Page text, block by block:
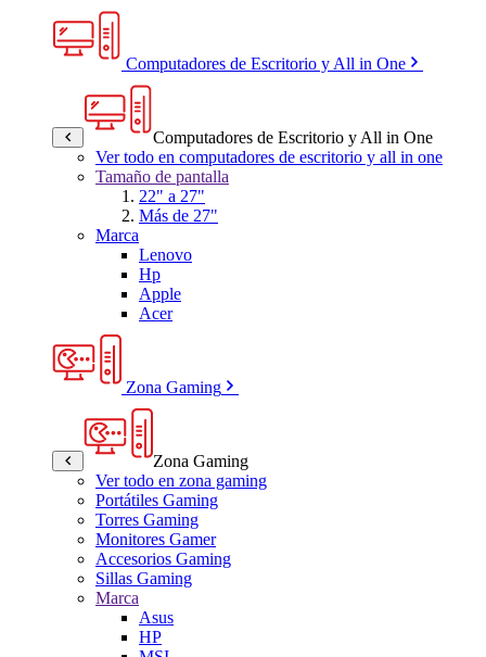
Computadores de Escritorio y All in One
Computadores de Escritorio y All in One
Ver todo en computadores de escritorio y all in one
Tamaño de pantalla
22" a 27"
Más de 27"
Marca
Lenovo
Hp
Apple
Acer
Zona Gaming
Zona Gaming
Ver todo en zona gaming
Portátiles Gaming
Torres Gaming
Monitores Gamer
Accesorios Gaming
Sillas Gaming
Marca
Asus
HP